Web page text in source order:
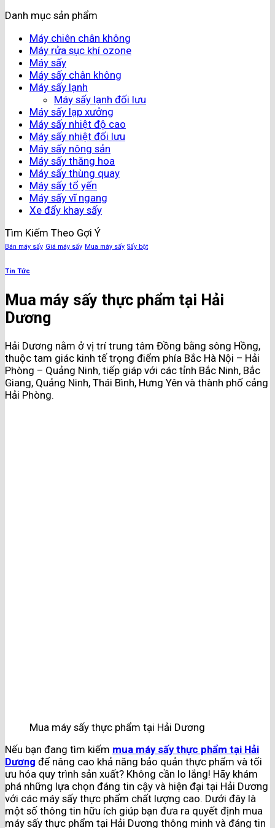
Danh mục sản phẩm
Máy chiên chân không
Máy rửa sục khí ozone
Máy sấy
Máy sấy chân không
Máy sấy lạnh
Máy sấy lạnh đối lưu
Máy sấy lạp xưởng
Máy sấy nhiệt độ cao
Máy sấy nhiệt đối lưu
Máy sấy nông sản
Máy sấy thăng hoa
Máy sấy thùng quay
Máy sấy tổ yến
Máy sấy vĩ ngang
Xe đẩy khay sấy
Tìm Kiếm Theo Gợi Ý
Bán máy sấy Giá máy sấy Mua máy sấy Sấy bột
Tin Tức
Mua máy sấy thực phẩm tại Hải
Dương
Hải Dương nằm ở vị trí trung tâm Đồng bằng sông Hồng,
thuộc tam giác kinh tế trọng điểm phía Bắc Hà Nội – Hải
Phòng – Quảng Ninh, tiếp giáp với các tỉnh Bắc Ninh, Bắc
Giang, Quảng Ninh, Thái Bình, Hưng Yên và thành phố cảng
Hải Phòng.
Mua máy sấy thực phẩm tại Hải Dương
Nếu bạn đang tìm kiếm mua máy sấy thực phẩm tại Hải
Dương để nâng cao khả năng bảo quản thực phẩm và tối
ưu hóa quy trình sản xuất? Không cần lo lắng! Hãy khám
phá những lựa chọn đáng tin cậy và hiện đại tại Hải Dương
với các máy sấy thực phẩm chất lượng cao. Dưới đây là
một số thông tin hữu ích giúp bạn đưa ra quyết định mua
máy sấy thực phẩm tại Hải Dương thông minh và đáng tin